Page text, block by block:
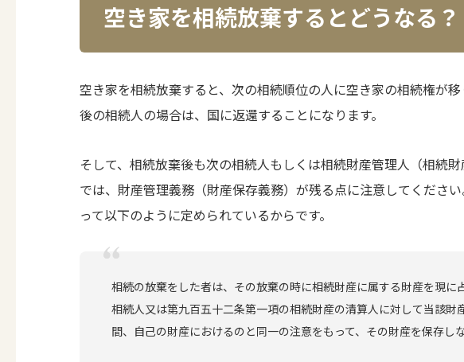
空き家を相続放棄するとどうなる？
空き家を相続放棄すると、次の相続順位の人に空き家の相続権が
後の相続人の場合は、国に返還することになります。
そして、相続放棄後も次の相続人もしくは相続財産管理人（相続
では、財産管理義務（財産保存義務）が残る点に注意してくださ
って以下のように定められているからです。
相続の放棄をした者は、その放棄の時に相続財産に属する財産を現に
相続人又は第九百五十二条第一項の相続財産の清算人に対して当該財
間、自己の財産におけるのと同一の注意をもって、その財産を保存し